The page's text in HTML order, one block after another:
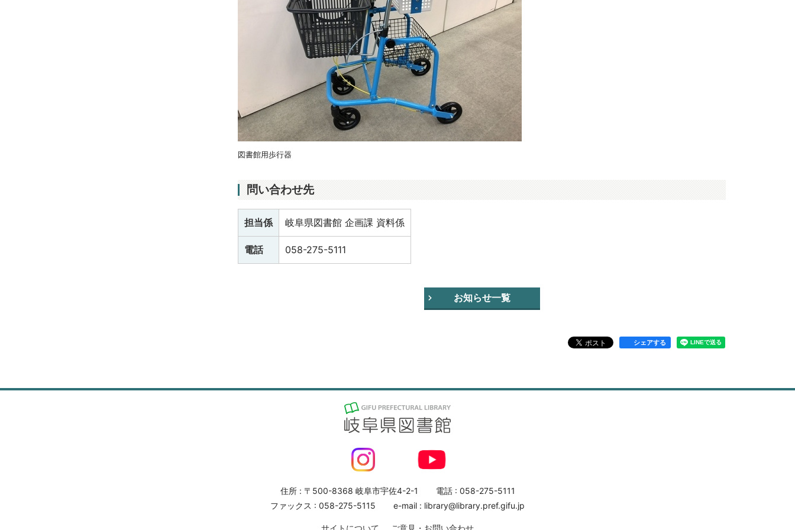
図書館用歩行器
問い合わせ先
担当係 岐阜県図書館 企画課 資料係
電話 058-275-5111
お知らせ一覧
シェアする
住所 : 〒500-8368 岐阜市宇佐4-2-1
電話 : 058-275-5111
ファックス : 058-275-5115
e-mail : library@library.pref.gifu.jp